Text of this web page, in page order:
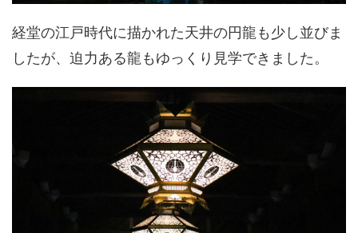
経堂の江戸時代に描かれた天井の円龍も少し並びま
したが、迫力ある龍もゆっくり見学できました。